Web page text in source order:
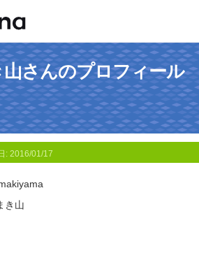
さんのプロフィール
: 2016/01/17
き山